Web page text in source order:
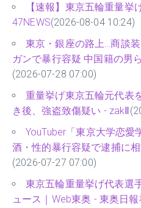
【速報】東京五輪重量
47NEWS(2026-08-04 10:24)
東京・銀座の路上…商談
ガンで暴行容疑 中国籍の男
(2026-07-28 07:00)
重量挙げ東京五輪元代表
き後、強盗致傷疑い - zakⅡ
YouTuber「東京大学恋愛
酒・性的暴行容疑で逮捕に
(2026-07-27 07:00)
東京五輪重量挙げ代表選
ュース｜Web東奥 - 東奥日報